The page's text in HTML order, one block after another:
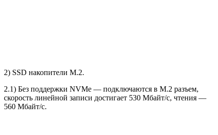
2) SSD накопители M.2.
2.1) Без поддержки NVMe — подключаются в M.2 разъем,
скорость линейной записи достигает 530 Мбайт/с, чтения —
560 Мбайт/с.